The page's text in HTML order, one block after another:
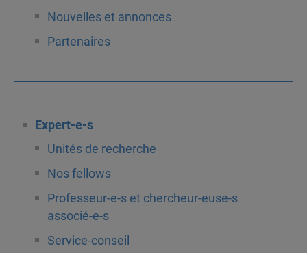
Nouvelles et annonces
Partenaires
Expert-e-s
Unités de recherche
Nos fellows
Professeur-e-s et chercheur-euse-s
associé-e-s
Service-conseil